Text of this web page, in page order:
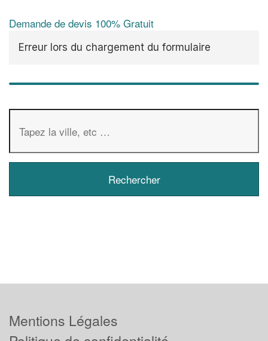
Demande de devis 100% Gratuit
Erreur lors du chargement du formulaire
Mentions Légales